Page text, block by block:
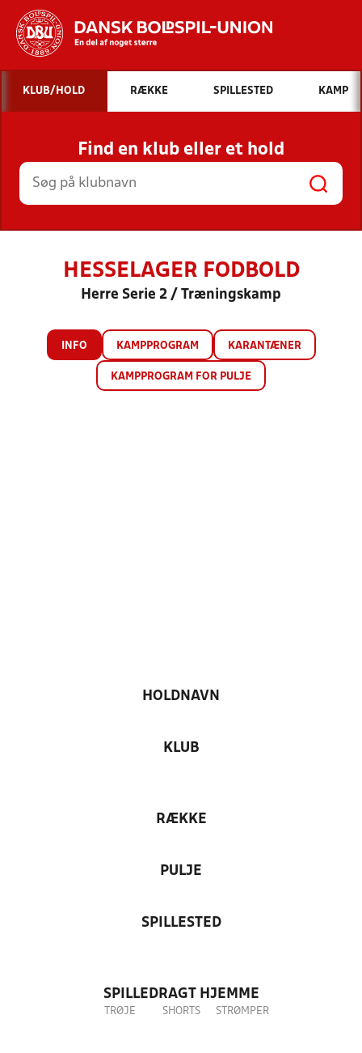
Hvad vil du søge efter?
INDHOLD OG NYHEDER
STILLINGER, RESULTATER, KLUBBER OG
HOLD
KLUB/HOLD RÆKKE SPILLESTED KAMP
Find en klub eller et hold
HESSELAGER FODBOLD
Herre Serie 2 / Træningskamp
INFO KAMPPROGRAM KARANTÆNER
KAMPPROGRAM FOR PULJE
HOLDNAVN
KLUB
RÆKKE
PULJE
SPILLESTED
SPILLEDRAGT HJEMME
TRØJE SHORTS STRØMPER